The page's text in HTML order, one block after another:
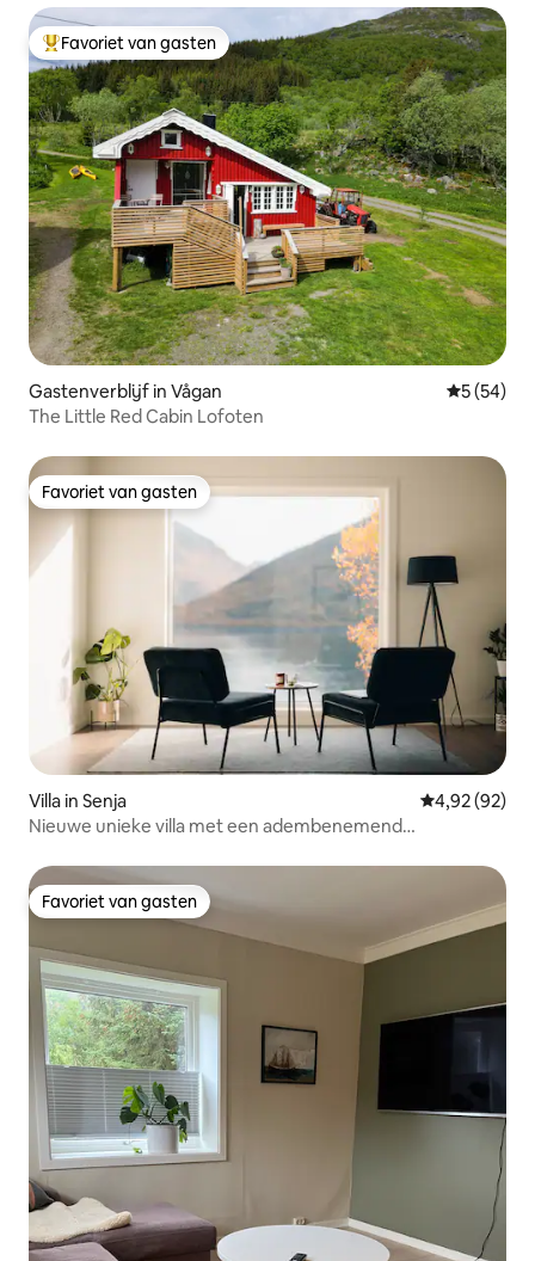
Topfavoriet van gasten
Favoriet van gasten
Gastenverblijf in Vågan
5 (54)
The Little Red Cabin Lofoten
Favoriet van gasten
Favoriet van gasten
Villa in Senja Gemiddelde
4,92 (92)
Nieuwe unieke villa met een adembenemend
Favoriet van gasten
Favoriet van gasten